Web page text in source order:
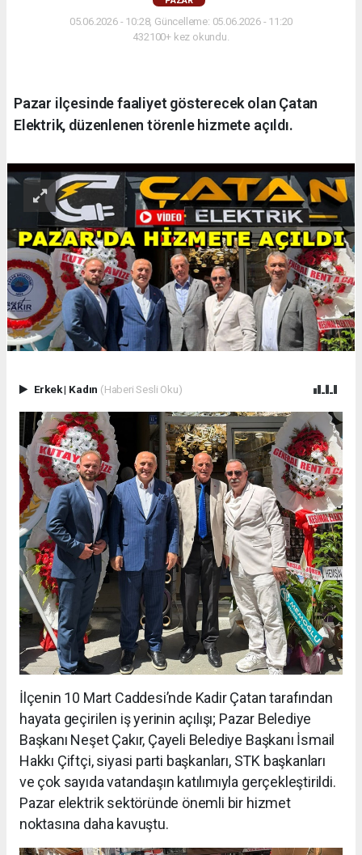
05.06.2026 - 10:28, Güncelleme: 05.06.2026 - 11:20
432100+ kez okundu.
Pazar ilçesinde faaliyet gösterecek olan Çatan
Elektrik, düzenlenen törenle hizmete açıldı.
Erkek| Kadın (Haberi Sesli Oku)
İlçenin 10 Mart Caddesi’nde Kadir Çatan tarafından
hayata geçirilen iş yerinin açılışı; Pazar Belediye
Başkanı Neşet Çakır, Çayeli Belediye Başkanı İsmail
Hakkı Çiftçi, siyasi parti başkanları, STK başkanları
ve çok sayıda vatandaşın katılımıyla gerçekleştirildi.
Pazar elektrik sektöründe önemli bir hizmet
noktasına daha kavuştu.